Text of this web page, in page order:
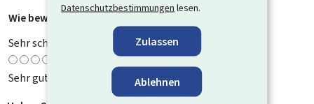
Datenschutzbestimmungen lesen.
Zulassen
Ablehnen
Wie bewerten Sie diese Seite?
Sehr schlecht
Sehr gut